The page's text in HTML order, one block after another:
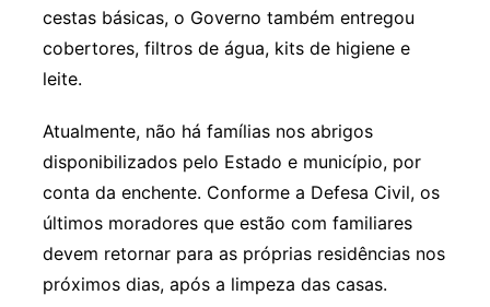
cestas básicas, o Governo também entregou
cobertores, filtros de água, kits de higiene e
leite.
Atualmente, não há famílias nos abrigos
disponibilizados pelo Estado e município, por
conta da enchente. Conforme a Defesa Civil, os
últimos moradores que estão com familiares
devem retornar para as próprias residências nos
próximos dias, após a limpeza das casas.